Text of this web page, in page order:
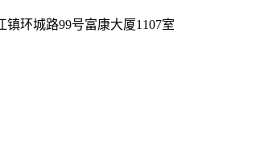
环城路99号富康大厦1107室